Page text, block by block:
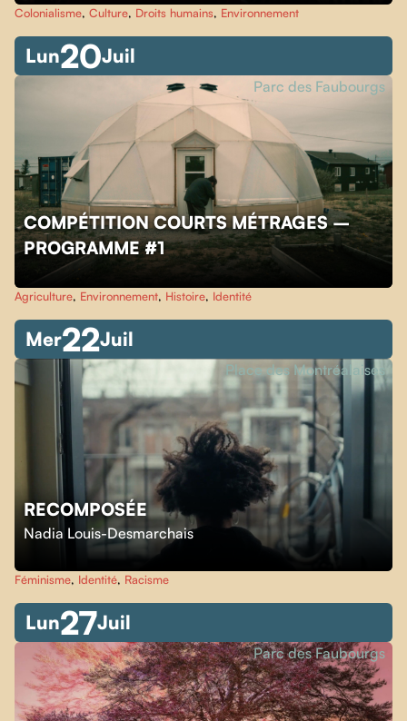
Colonialisme, Culture, Droits humains, Environnement
Lun20Juil
COMPÉTITION COURTS MÉTRAGES –
PROGRAMME #1
Parc des Faubourgs
Agriculture, Environnement, Histoire, Identité
Mer22Juil
RECOMPOSÉE
Nadia Louis-Desmarchais
Place des Montréalaises
Féminisme, Identité, Racisme
Lun27Juil
Parc des Faubourgs